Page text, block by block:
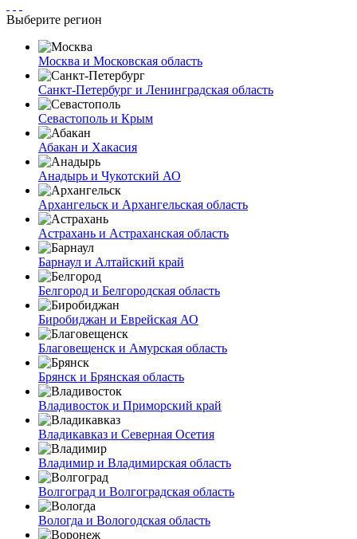
Выберите регион
Москва и Московская область
Санкт-Петербург и Ленинградская область
Севастополь и Крым
Абакан и Хакасия
Анадырь и Чукотский АО
Архангельск и Архангельская область
Астрахань и Астраханская область
Барнаул и Алтайский край
Белгород и Белгородская область
Биробиджан и Еврейская АО
Благовещенск и Амурская область
Брянск и Брянская область
Владивосток и Приморский край
Владикавказ и Северная Осетия
Владимир и Владимирская область
Волгоград и Волгоградская область
Вологда и Вологодская область